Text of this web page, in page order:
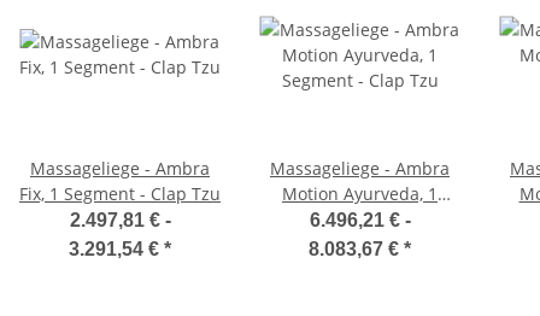
Massageliege - Ambra
Fix, 1 Segment - Clap Tzu
2.497,81 € -
3.291,54 € *
Massageliege - Ambra
Motion Ayurveda, 1
Segment - Clap Tzu
6.496,21 € -
8.083,67 € *